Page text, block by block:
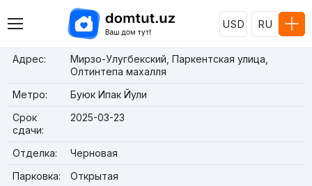
USD RU
Адрес:
Мирзо-Улугбекский, Паркентская улица,
Олтинтепа махалля
Метро:
Буюк Ипак Йули
Срок
сдачи:
2025-03-23
Отделка:
Черновая
Парковка:
Открытая